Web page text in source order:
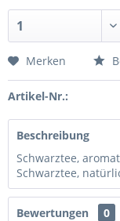
Merken
Artikel-Nr.:
Beschreibung
Schwarztee,
Schwarztee,
Bewertungen
0